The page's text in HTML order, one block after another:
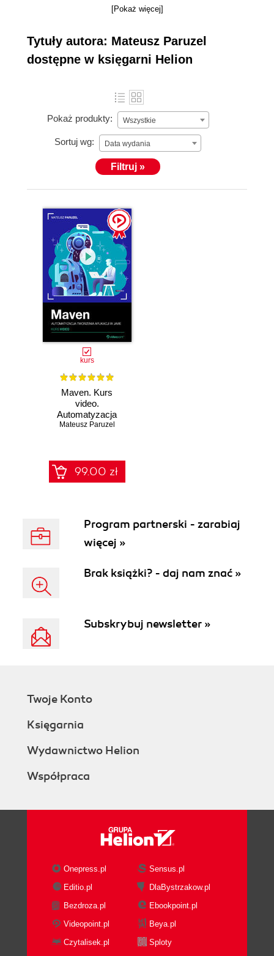
[Pokaż więcej]
Tytuły autora: Mateusz Paruzel
dostępne w księgarni Helion
Pokaż produkty: Wszystkie
Sortuj wg: Data wydania
Filtruj »
kurs
Maven. Kurs
video.
Automatyzacja
tworzenia aplikacji
Mateusz Paruzel
99.00 zł
Program partnerski - zarabiaj
więcej »
Brak książki? - daj nam znać »
Subskrybuj newsletter »
Twoje Konto
Księgarnia
Wydawnictwo Helion
Współpraca
Onepress.pl
Sensus.pl
Editio.pl
DlaBystrzakow.pl
Bezdroza.pl
Ebookpoint.pl
Videopoint.pl
Beya.pl
Czytalisek.pl
Sploty